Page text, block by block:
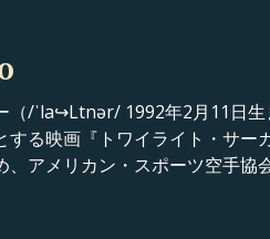
（/ˈla↪Ltnər/ 1992年2月11日
る映画『トワイライト・サ
アメリカン・スポーツ空手協